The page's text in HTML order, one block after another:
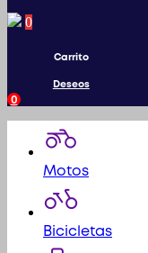
0
Carrito
Deseos
0
Motos
Bicicletas